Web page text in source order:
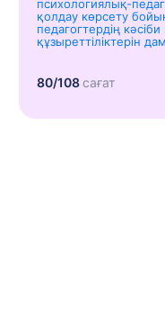
психологиялық-
қолдау көрсету
педагогтердің
құзыреттіліктерін
80/108сағат